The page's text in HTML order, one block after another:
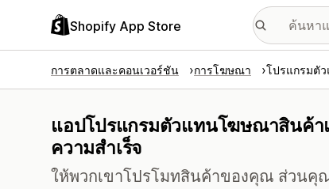
Shopify App Store
การตลาดและคอนเวอร์ชัน การโฆษณา โปรแกรมตั
แอปโปรแกรมตัวแทนโฆษณาสินค้า
ความสำเร็จ
ให้พวกเขาโปรโมทสินค้าของคุณ ส่วนคุ